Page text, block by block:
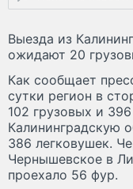
Выезда из
ожидают 20
Как сообщает
сутки регион в
102 грузовых и
Калининградскую
386 легковушек.
Чернышевское в
проехало 56 фур.